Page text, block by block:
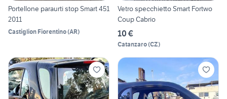
Portellone paraurti stop Smart 451
2011
Castiglion Fiorentino(AR)
Vetro specchietto Smart Fortwo
Coup Cabrio
10 €
Catanzaro(CZ)